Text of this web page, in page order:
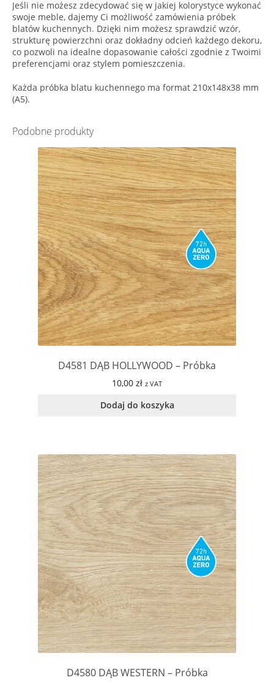
Jeśli nie możesz zdecydować się w jakiej kolorystyce wykonać
swoje meble, dajemy Ci możliwość zamówienia próbek
blatów kuchennych. Dzięki nim możesz sprawdzić wzór,
strukturę powierzchni oraz dokładny odcień każdego dekoru,
co pozwoli na idealne dopasowanie całości zgodnie z Twoimi
preferencjami oraz stylem pomieszczenia.
Każda próbka blatu kuchennego ma format 210x148x38 mm
(A5).
Podobne produkty
D4581 DĄB HOLLYWOOD – Próbka
10,00 zł z VAT
Dodaj do koszyka
D4580 DĄB WESTERN – Próbka